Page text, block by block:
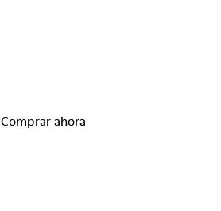
Comprar ahora